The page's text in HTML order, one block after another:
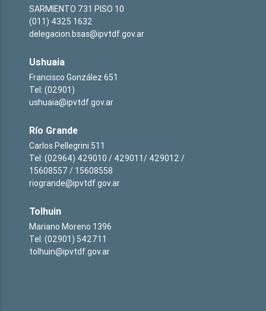
SARMIENTO 731 PISO 10
(011) 4325 1632
delegacion.bsas@ipvtdf.gov.ar
Ushuaia
Francisco González 651
Tel: (02901)
ushuaia@ipvtdf.gov.ar
Río Grande
Carlos Pellegrini 511
Tel: (02964) 429010 / 429011/ 429012 /
15608557 / 15608558
riogrande@ipvtdf.gov.ar
Tolhuin
Mariano Moreno 1396
Tel: (02901) 542711
tolhuin@ipvtdf.gov.ar